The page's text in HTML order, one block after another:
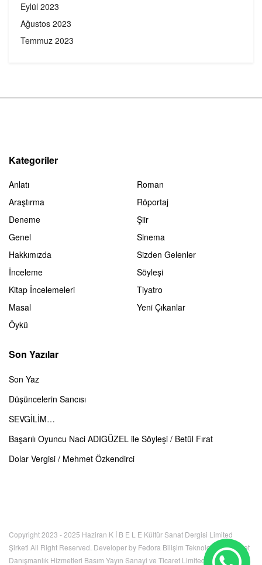
Eylül 2023
Ağustos 2023
Temmuz 2023
Kategoriler
Anlatı
Araştırma
Deneme
Genel
Hakkımızda
İnceleme
Kitap İncelemeleri
Masal
Öykü
Roman
Röportaj
Şiir
Sinema
Sizden Gelenler
Söyleşi
Tiyatro
Yeni Çıkanlar
Son Yazılar
Son Yaz
Düşüncelerin Sancısı
SEVGİLİM…
Başarılı Oyuncu Naci ADIGÜZEL ile Söyleşi / Betül Fırat
Dolar Vergisi / Mehmet Özkendirci
Copyright 2023 - 2025 Haziran K İ B E L E Kültür Sanat Dergisi Limited
Şirketi All Right Reserved. Developer by Fedora Bilişim Teknolojileri İnternet
Danışmanlık Hizmetleri Basım Yayın Sanayi ve Ticaret Limited Şirketi. Bu